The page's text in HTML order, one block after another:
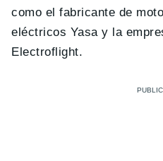
como el fabricante de
eléctricos Yasa y la
Electroflight.